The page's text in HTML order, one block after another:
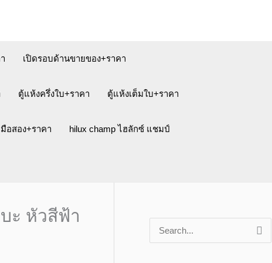
เปิดรอบด้านขายของ+ราคา
ตู้แห้งครึ่งใบ+ราคา ตู้แห้งเต็มใบ+ราคา
อสอง+ราคา hilux champ ไฮลักซ์ แชมป์
ะ หัวสีฟ้า